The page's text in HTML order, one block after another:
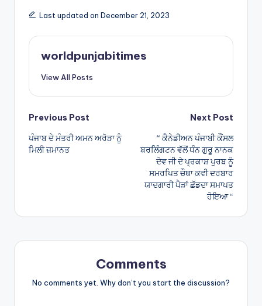
a
ts
A
p
ar
e
Last updated on December 21, 2023
worldpunjabitimes
View All Posts
Post
navigation
Previous Post
ਪੰਜਾਬ ਦੇ ਮੰਤਰੀ ਅਮਨ ਅਰੋੜਾ ਨੂੰ
ਮਿਲੀ ਜ਼ਮਾਨਤ
Next Post
“ ਕੈਨੇਡੀਅਨ ਪੰਜਾਬੀ ਕੌਂਸਲ
ਬਰਲਿੰਗਟਨ ਵੱਲੋਂ ਧੰਨ ਗੁਰੂ ਨਾਨਕ
ਦੇਵ ਜੀ ਦੇ ਪ੍ਰਕਾਸ਼ ਪੁਰਬ ਨੂੰ
ਸਮਰਪਿਤ ਚੌਥਾ ਕਵੀ ਦਰਬਾਰ
ਯਾਦਗਾਰੀ ਪੈੜਾਂ ਛੱਡਦਾ ਸਮਾਪਤ
ਹੋਇਆ “
Comments
No comments yet. Why don’t you start the discussion?